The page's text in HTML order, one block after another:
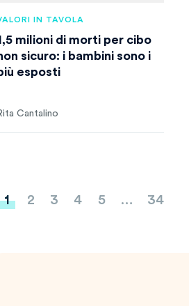
IN TAVOLA
milioni di morti per cibo
sicuro: i bambini sono i
esposti
Cantalino
1 2 3 4 5 … 34